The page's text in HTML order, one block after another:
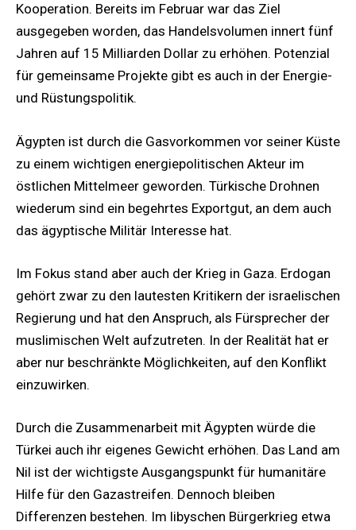
Kooperation. Bereits im Februar war das Ziel
ausgegeben worden, das Handelsvolumen innert fünf
Jahren auf 15 Milliarden Dollar zu erhöhen. Potenzial
für gemeinsame Projekte gibt es auch in der Energie-
und Rüstungspolitik.
Ägypten ist durch die Gasvorkommen vor seiner Küste
zu einem wichtigen energiepolitischen Akteur im
östlichen Mittelmeer geworden. Türkische Drohnen
wiederum sind ein begehrtes Exportgut, an dem auch
das ägyptische Militär Interesse hat.
Im Fokus stand aber auch der Krieg in Gaza. Erdogan
gehört zwar zu den lautesten Kritikern der israelischen
Regierung und hat den Anspruch, als Fürsprecher der
muslimischen Welt aufzutreten. In der Realität hat er
aber nur beschränkte Möglichkeiten, auf den Konflikt
einzuwirken.
Durch die Zusammenarbeit mit Ägypten würde die
Türkei auch ihr eigenes Gewicht erhöhen. Das Land am
Nil ist der wichtigste Ausgangspunkt für humanitäre
Hilfe für den Gazastreifen. Dennoch bleiben
Differenzen bestehen. Im libyschen Bürgerkrieg etwa